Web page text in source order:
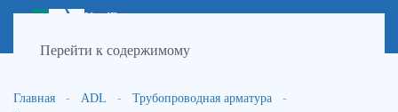
Перейти к содержимому
NordEnergy
Главная ADL
Трубопроводная арматура